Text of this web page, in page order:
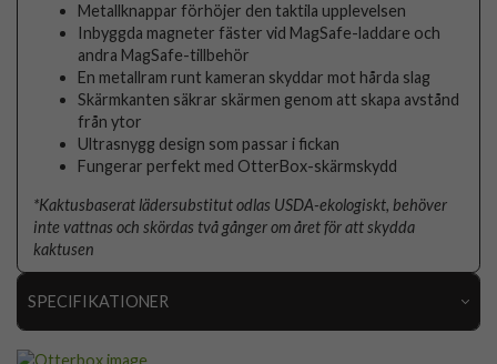
Metallknappar förhöjer den taktila upplevelsen
Inbyggda magneter fäster vid MagSafe-laddare och
andra MagSafe-tillbehör
En metallram runt kameran skyddar mot hårda slag
Skärmkanten säkrar skärmen genom att skapa avstånd
från ytor
Ultrasnygg design som passar i fickan
Fungerar perfekt med OtterBox-skärmskydd
*Kaktusbaserat lädersubstitut odlas USDA-ekologiskt, behöver
inte vattnas och skördas två gånger om året för att skydda
kaktusen
SPECIFIKATIONER